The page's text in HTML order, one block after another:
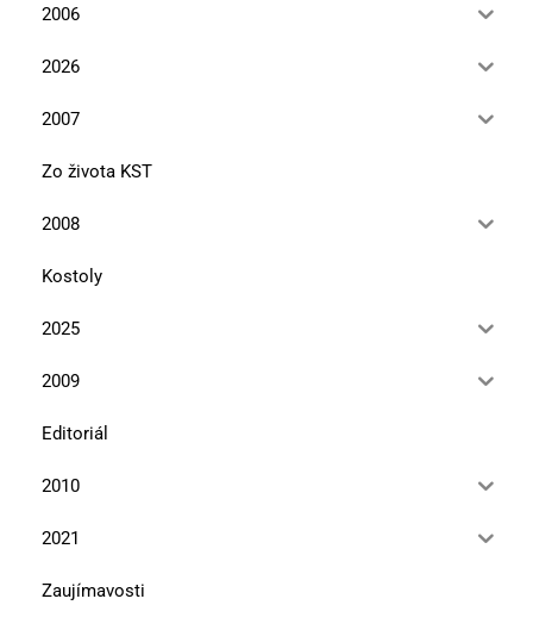
2006
2026
2007
Zo života KST
2008
Kostoly
2025
2009
Editoriál
2010
2021
Zaujímavosti